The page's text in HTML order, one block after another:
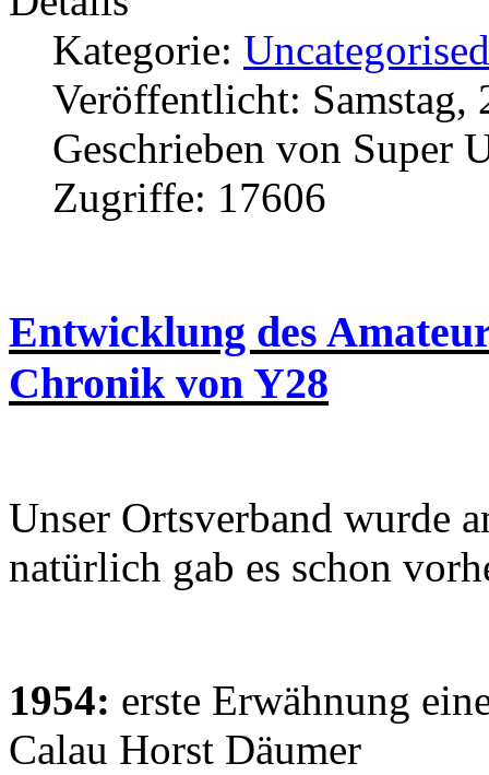
Kategorie: Uncategorised
Veröffentlicht: Samstag,
Geschrieben von Super
Zugriffe: 17606
Entwicklung des
Chronik von Y28
Unser Ortsverband wurde
natürlich gab es schon
1954: erste Erwähnung
Calau Horst Däumer